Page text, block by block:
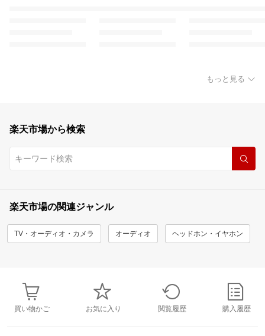
もっと見る
楽天市場から検索
楽天市場の関連ジャンル
TV・オーディオ・カメラ オーディオ ヘッドホン・イヤホン
買い物かご お気に入り 閲覧履歴 購入履歴